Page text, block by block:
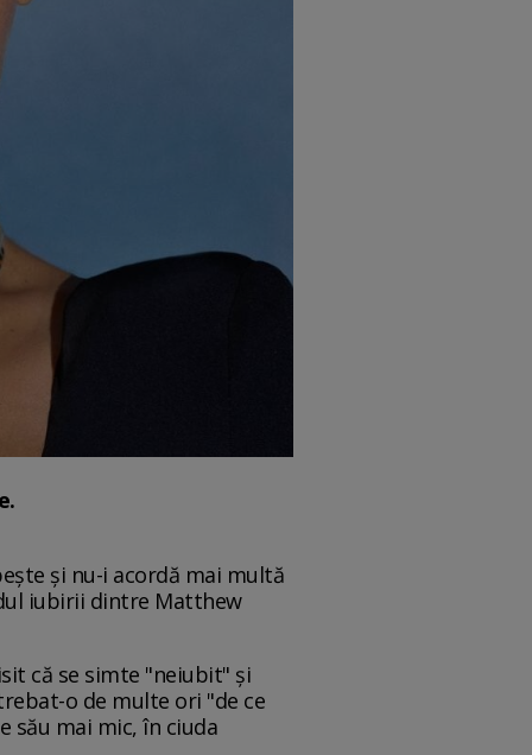
şi nu-i acordă mai multă
iubirii dintre Matthew
că se simte "neiubit" şi
o de multe ori "de ce
său mai mic, în ciuda